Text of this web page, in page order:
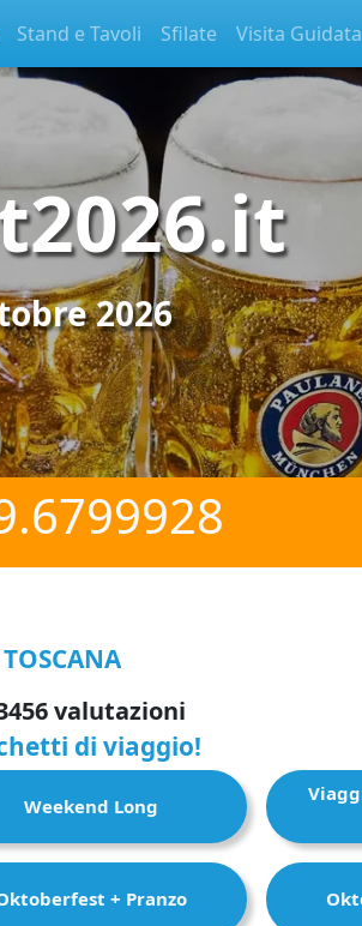
Stand e Tavoli Sfilate Visita
.it
2026
valutazioni
di viaggio!
Weekend Long
+ Pranzo